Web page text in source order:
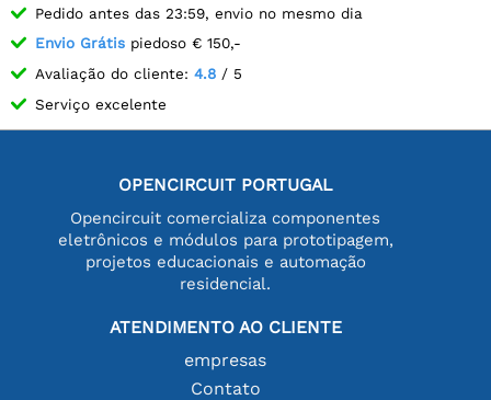
Pedido antes das 23:59, envio no mesmo dia
Envio Grátis piedoso € 150,-
Avaliação do cliente: 4.8 / 5
Serviço excelente
OPENCIRCUIT PORTUGAL
Opencircuit comercializa componentes
eletrônicos e módulos para prototipagem,
projetos educacionais e automação
residencial.
ATENDIMENTO AO CLIENTE
empresas
Contato